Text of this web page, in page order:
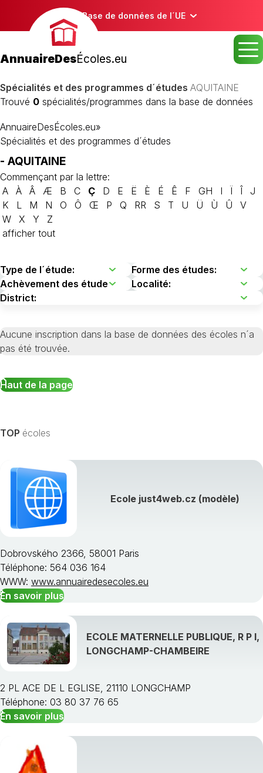
Base de données de l´UE
AnnuaireDesÉcoles.eu
Spécialités et des programmes d´études AQUITAINE
Trouvé 0 spécialités/programmes dans la base de données
AnnuaireDesÉcoles.eu»
Spécialités et des programmes d´études
- AQUITAINE
Commençant par la lettre:
A
À Â Æ B C Ç D E Ë È É Ê F GH I Ï Î
J
K
L M N O Ô Œ P Q RR S T U Ü Ù Û
V
W
X Y
Z
afficher tout
Aucune inscription dans la base de données des écoles n´a
pas été trouvée.
Haut de la page
TOP écoles
Ecole just4web.cz (modèle)
Dobrovského 2366, 58001 Paris
Téléphone: 564 036 164
WWW: www.annuairedesecoles.eu
En savoir plus
ECOLE MATERNELLE PUBLIQUE, R P I,
LONGCHAMP-CHAMBEIRE
2 PL ACE DE L EGLISE, 21110 LONGCHAMP
Téléphone: 03 80 37 76 65
En savoir plus